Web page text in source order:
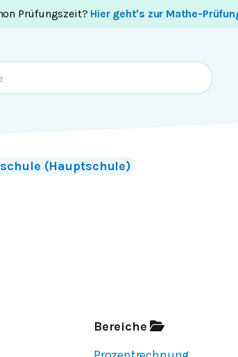
Prüfungszeit? Hier geht's zur Mathe-
(Hauptschule)
Bereiche